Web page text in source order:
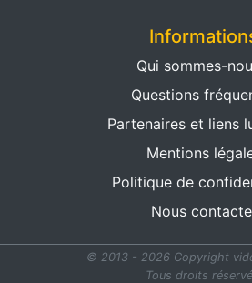
Qui sommes-
Questions
Partenaires et liens
Mentions
Politique de
Nous
© 2013 - 2026 Copyright
Tous droits